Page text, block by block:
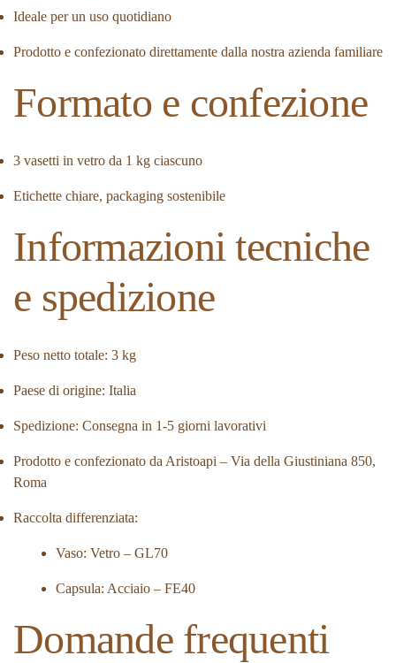
Ideale per un uso quotidiano
Prodotto e confezionato direttamente dalla nostra azienda familiare
Formato e confezione
3 vasetti in vetro da 1 kg ciascuno
Etichette chiare, packaging sostenibile
Informazioni tecniche
e spedizione
Peso netto totale: 3 kg
Paese di origine: Italia
Spedizione: Consegna in 1-5 giorni lavorativi
Prodotto e confezionato da Aristoapi – Via della Giustiniana 850,
Roma
Raccolta differenziata:
Vaso: Vetro – GL70
Capsula: Acciaio – FE40
Domande frequenti